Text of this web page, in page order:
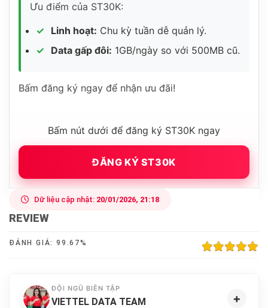
Ưu điểm của ST30K:
Linh hoạt: Chu kỳ tuần dễ quản lý.
Data gấp đôi: 1GB/ngày so với 500MB cũ.
Bấm đăng ký ngay để nhận ưu đãi!
Bấm nút dưới để đăng ký ST30K ngay
ĐĂNG KÝ ST30K
Dữ liệu cập nhật: 20/01/2026, 21:18
REVIEW
ĐÁNH GIÁ:99.67%
ĐỘI NGŨ BIÊN TẬP
VIETTEL DATA TEAM +